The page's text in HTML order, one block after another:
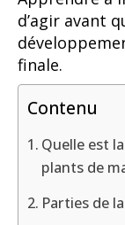
d’agir avant
finale.
Contenu
Quelle est
plants de
Parties de